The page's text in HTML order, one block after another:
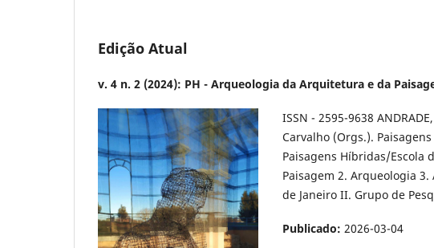
Edição Atual
v. 4 n. 2 (2024): PH - Arqueologia da Arquitetura e da
ISSN - 2595-9638
Carvalho (Orgs.).
Paisagens Híbridas/Escola
Paisagem 2. Arqueologia
de Janeiro II. Grupo de
Publicado: 2026-03-04